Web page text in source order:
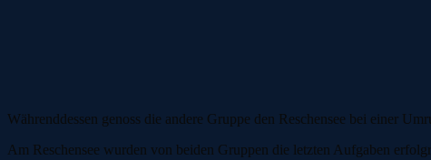
Währenddessen genoss die andere Gruppe den Reschensee bei einer
Am Reschensee wurden von beiden Gruppen die letzten Aufgaben